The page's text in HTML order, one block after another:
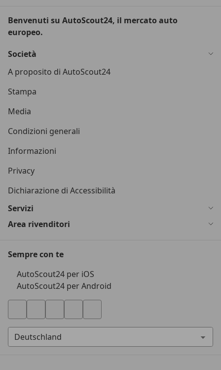
Benvenuti su AutoScout24, il mercato auto
europeo.
Società
A proposito di AutoScout24
Stampa
Media
Condizioni generali
Informazioni
Privacy
Dichiarazione di Accessibilità
Servizi
Area rivenditori
Sempre con te
AutoScout24 per iOS
AutoScout24 per Android